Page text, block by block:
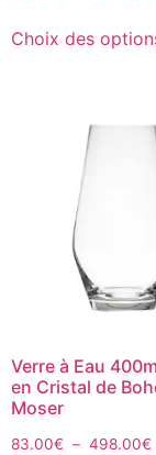
Choix des
Verre à Eau
en Cristal de
Moser
83.00€ – 498.00€